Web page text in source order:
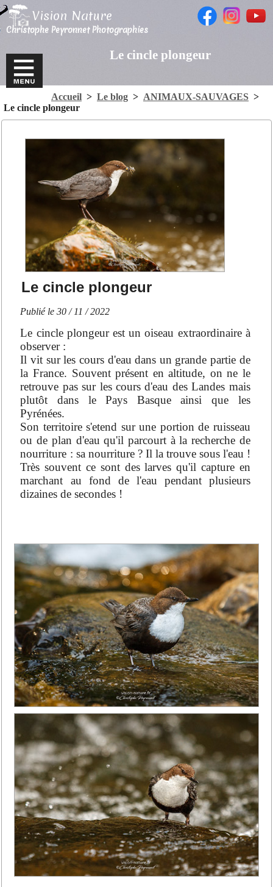
Vision Nature
Christophe Peyronnet Photographies
Le cincle plongeur
Accueil > Le blog > ANIMAUX-SAUVAGES >
Le cincle plongeur
Le cincle plongeur
Publié le30 / 11 / 2022
Le cincle plongeur est un oiseau extraordinaire à
observer :
Il vit sur les cours d'eau dans un grande partie de
la France. Souvent présent en altitude, on ne le
retrouve pas sur les cours d'eau des Landes mais
plutôt dans le Pays Basque ainsi que les
Pyrénées.
Son territoire s'etend sur une portion de ruisseau
ou de plan d'eau qu'il parcourt à la recherche de
nourriture : sa nourriture ? Il la trouve sous l'eau !
Très souvent ce sont des larves qu'il capture en
marchant au fond de l'eau pendant plusieurs
dizaines de secondes !